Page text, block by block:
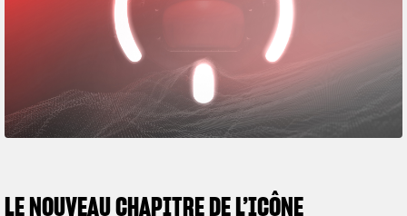
TITANIO COMING SOON
SUPERVELOCE ARSHAM
INSTAGRAM
YOUTUBE
LE NOUVEAU CHAPITRE DE L’ICÔNE